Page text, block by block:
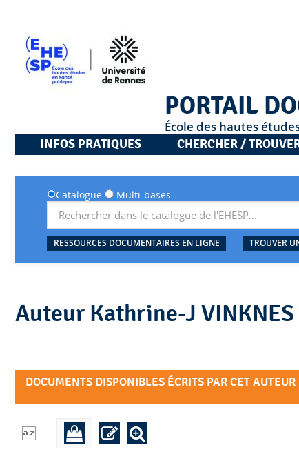
PORTAIL
École des hautes
INFOS PRATIQUES
CHERCHER /
Catalogue Multi-bases
RESSOURCES DOCUMENTAIRES EN LIGNE TROUVER
Auteur Kathrine-J VINKNES
DOCUMENTS DISPONIBLES ÉCRITS PAR CET AUTEUR